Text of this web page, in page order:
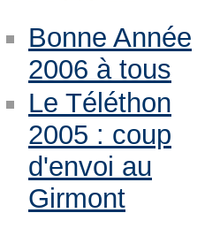
Bonne Année
2006 à tous
Le Téléthon
2005 : coup
d'envoi au
Girmont